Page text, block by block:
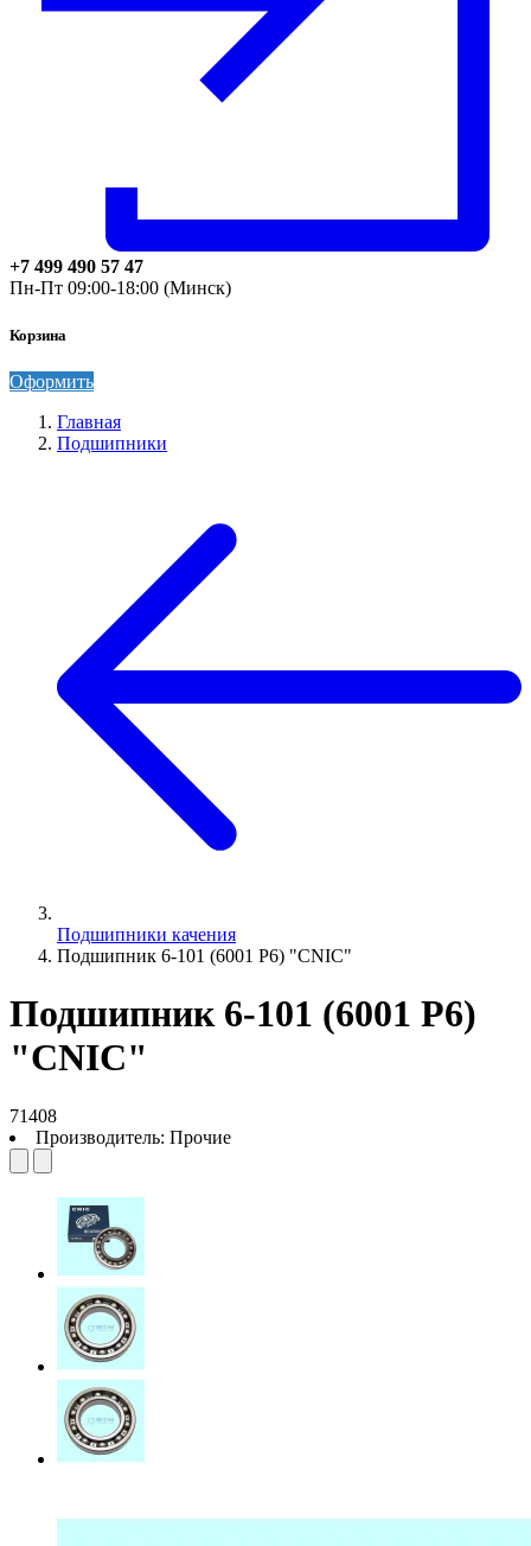
+7 499 490 57 47
Пн-Пт 09:00-18:00 (Минск)
Корзина
Оформить
Главная
Подшипники
Подшипники качения
Подшипник 6-101 (6001 P6) "CNIC"
Подшипник 6-101 (6001 P6)
"CNIC"
71408
Производитель: Прочие